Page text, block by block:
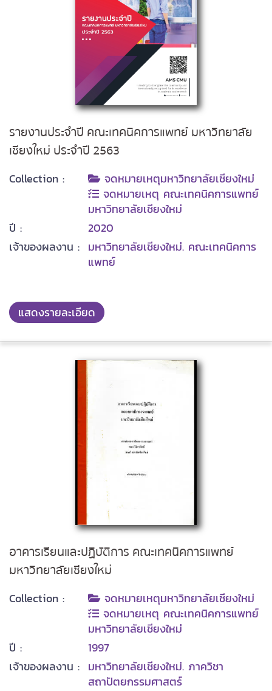
รายงานประจำปี คณะเทคนิคการแพทย์ มหาวิทยาลัย
เชียงใหม่ ประจำปี 2563
Collection :
จดหมายเหตุมหาวิทยาลัยเชียงใหม่
จดหมายเหตุ คณะเทคนิคการแพทย์
มหาวิทยาลัยเชียงใหม่
ปี :
2020
เจ้าของผลงาน : มหาวิทยาลัยเชียงใหม่. คณะเทคนิคการ
แพทย์
แสดงรายละเอียด
อาคารเรียนและปฏิบัติการ คณะเทคนิคการแพทย์
มหาวิทยาลัยเชียงใหม่
Collection :
จดหมายเหตุมหาวิทยาลัยเชียงใหม่
จดหมายเหตุ คณะเทคนิคการแพทย์
มหาวิทยาลัยเชียงใหม่
ปี :
1997
เจ้าของผลงาน : มหาวิทยาลัยเชียงใหม่. ภาควิชา
สถาปัตยกรรมศาสตร์